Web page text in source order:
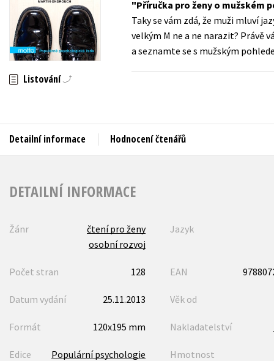
Auto - moto
Beletrie pro děti
Beletrie pro dospělé
Byznys a ekonomie
Jazyky
Listování
Příručka pro ženy o mužském
Taky se vám zdá, že muži mluví
velkým M ne a ne narazit? Právě
a seznamte se s mužským
Detailní informace Hodnocení čtenářů
DETAILNÍ INFORMACE
Žánr
čtení pro ženy
osobní rozvoj
Jazyk
Počet stran 128 EAN
Datum vydání 25.11.2013 Věk od
Formát 120x195 mm Nakladatelství
Edice Populární psychologie Hmotnost